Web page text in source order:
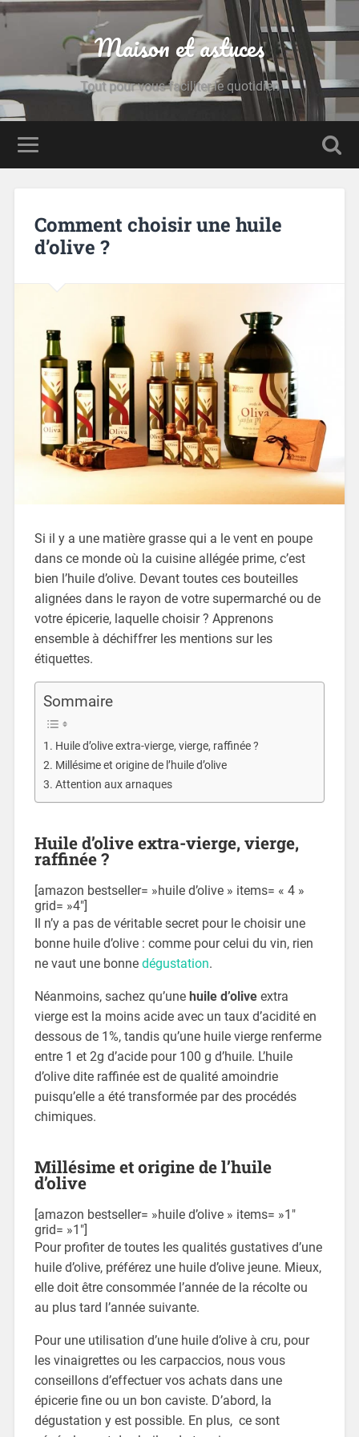
Maison et astuces
Tout pour vous faciliter le quotidien
Comment choisir une huile
d’olive ?
Si il y a une matière grasse qui a le vent en poupe
dans ce monde où la cuisine allégée prime, c’est
bien l’huile d’olive. Devant toutes ces bouteilles
alignées dans le rayon de votre supermarché ou de
votre épicerie, laquelle choisir ? Apprenons
ensemble à déchiffrer les mentions sur les
étiquettes.
Sommaire
Huile d’olive extra-vierge, vierge, raffinée ?
Millésime et origine de l’huile d’olive
Attention aux arnaques
Huile d’olive extra-vierge, vierge,
raffinée ?
[amazon bestseller= »huile d’olive » items= « 4 »
grid= »4″]
Il n’y a pas de véritable secret pour le choisir une
bonne huile d’olive : comme pour celui du vin, rien
ne vaut une bonne dégustation.
Néanmoins, sachez qu’une huile d’oliveextra
vierge est la moins acide avec un taux d’acidité en
dessous de 1%, tandis qu’une huile vierge renferme
entre 1 et 2g d’acide pour 100 g d’huile. L’huile
d’olive dite raffinée est de qualité amoindrie
puisqu’elle a été transformée par des procédés
chimiques.
Millésime et origine de l’huile
d’olive
[amazon bestseller= »huile d’olive » items= »1″
grid= »1″]
Pour profiter de toutes les qualités gustatives d’une
huile d’olive, préférez une huile d’olive jeune. Mieux,
elle doit être consommée l’année de la récolte ou
au plus tard l’année suivante.
Pour une utilisation d’une huile d’olive à cru, pour
les vinaigrettes ou les carpaccios, nous vous
conseillons d’effectuer vos achats dans une
épicerie fine ou un bon caviste. D’abord, la
dégustation y est possible. En plus, ce sont